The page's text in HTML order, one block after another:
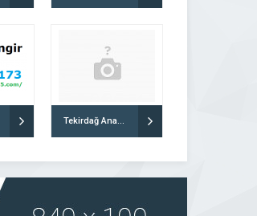
Tekirdağ Anahtarcısı Bıçakçısı